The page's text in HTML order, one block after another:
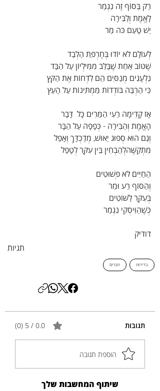
רַק בַּסּוֹף זֶה נִגְמַר
לָאֱמֶת וְלַבִּירָה
יֵשׁ טָעַם כֹּה מַר
לְעוֹלָם לֹא יוֹדוּ בְּחֶרְפַּת הַלְבַד
שֶׁטּוֹב אַחַת שֶׁבַּלֵּב מִמִּילְיוֹן עַל הַבַּד
נִלְעָגִים מְנַסִּים הֵם לִדְחוֹת אֶת הַקֵּץ
כִּי הַרְבֵּה בּוֹדְדוֹת מַמְתִּינוֹת עַל הָעֵץ
אָז קָדִימָה רֵעִי הַמֵּרִים כָּל  דָּבָר
הָאֱמֶת וְהַבִּירָה - כְּפָפָה עַל הַבָּר
וְגַם הוּא סְפוּג יֵאוּשׁ, מְדֻכְדָּךְ וְאָפֵל
מִתְקַשֶּׁהלְהַבְחִין בֵּין עִקָּר לְטָפֵל
הַחַיִּים לֹא פְּשׁוּטִים
וְהַסּוֹף רַע וּמַר
בְּעִקָּר לַשּׁוֹטִים
כְּשֶׁהַוִּיסְקִי נִגְמַר
דודיק
תגיות
בדידות חברים
תגובות 0.0 / 5 ‏(0)
הוספת תגובה
שיתוף המחשבות שלך